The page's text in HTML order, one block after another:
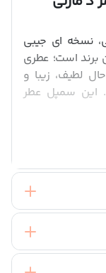
نسخه ای جیبی
است؛ عطری
لطیف، زیبا و
این سمپل عطر